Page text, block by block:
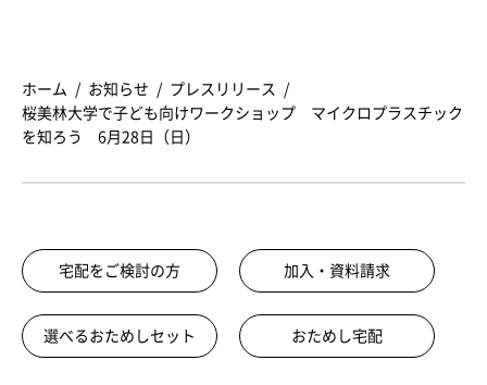
ホーム お知らせ
プレスリリース
桜美林大学で子ども向けワークショップ マイクロプラスチック
を知ろう 6月28日（日）
宅配をご検討の方 加入・資料請求
選べるおためしセット おためし宅配